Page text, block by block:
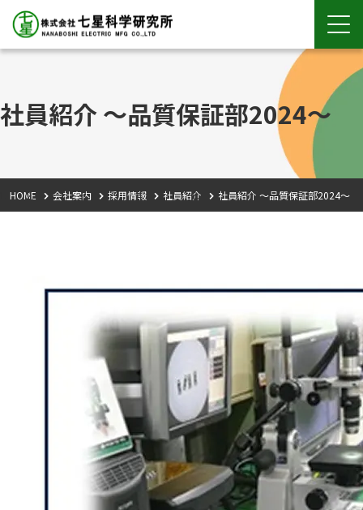
社員紹介 ～品質保証部2024～
HOME 会社案内 採用情報 社員紹介 社員紹介 ～品質保証部2024～